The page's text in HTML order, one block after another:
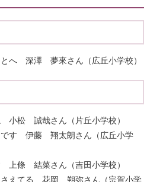
へ 深澤 夢來さん（広丘小学校）
松 誠哉さん（片丘小学校）
す 伊藤 翔太朗さん（広丘小学
條 結菜さん（吉田小学校）
えてる 花岡 朔弥さん（宗賀小学